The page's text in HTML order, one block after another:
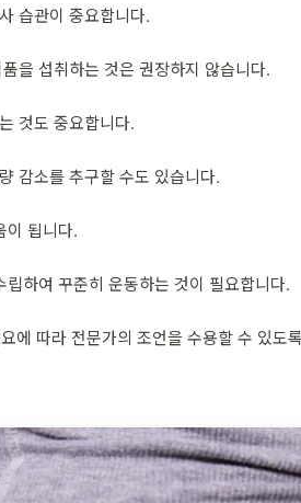
습관이 중요합니다.
을 섭취하는 것은 권장하지 않습니다.
것도 중요합니다.
감소를 추구할 수도 있습니다.
이 됩니다.
하여 꾸준히 운동하는 것이 필요합니다.
에 따라 전문가의 조언을 수용할 수 있도